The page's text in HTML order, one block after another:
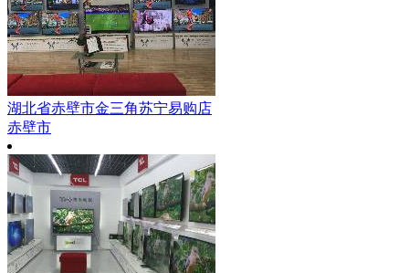
湖北省赤壁市金三角苏宁易购店
赤壁市